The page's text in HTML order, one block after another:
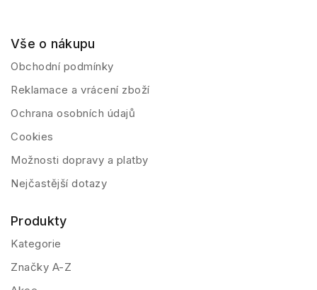
Vše o nákupu
Obchodní podmínky
Reklamace a vrácení zboží
Ochrana osobních údajů
Cookies
Možnosti dopravy a platby
Nejčastější dotazy
Produkty
Kategorie
Značky A-Z